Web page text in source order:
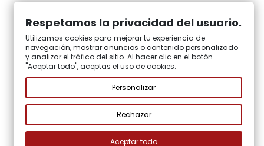
Respetamos la privacidad del usuario.
Utilizamos cookies para mejorar tu experiencia de
navegación, mostrar anuncios o contenido personalizado
y analizar el tráfico del sitio. Al hacer clic en el botón
"Aceptar todo", aceptas el uso de cookies.
Personalizar
Rechazar
Aceptar todo